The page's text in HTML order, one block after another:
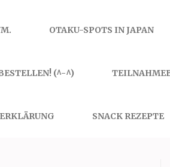
OTAKU-SPOTS IN JAPAN
(^-^)
SNACK REZEPTE